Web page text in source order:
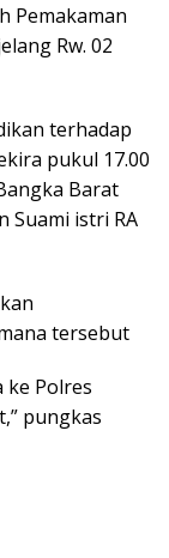
Pemakaman
Rw. 02
terhadap
pukul 17.00
Barat
Suami istri RA
tersebut
ke Polres
pungkas